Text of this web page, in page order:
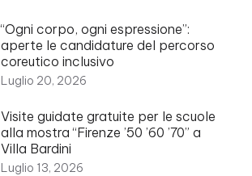
“Ogni corpo, ogni espressione”:
aperte le candidature del percorso
coreutico inclusivo
Luglio 20, 2026
Visite guidate gratuite per le scuole
alla mostra “Firenze ’50 ’60 ’70” a
Villa Bardini
Luglio 13, 2026